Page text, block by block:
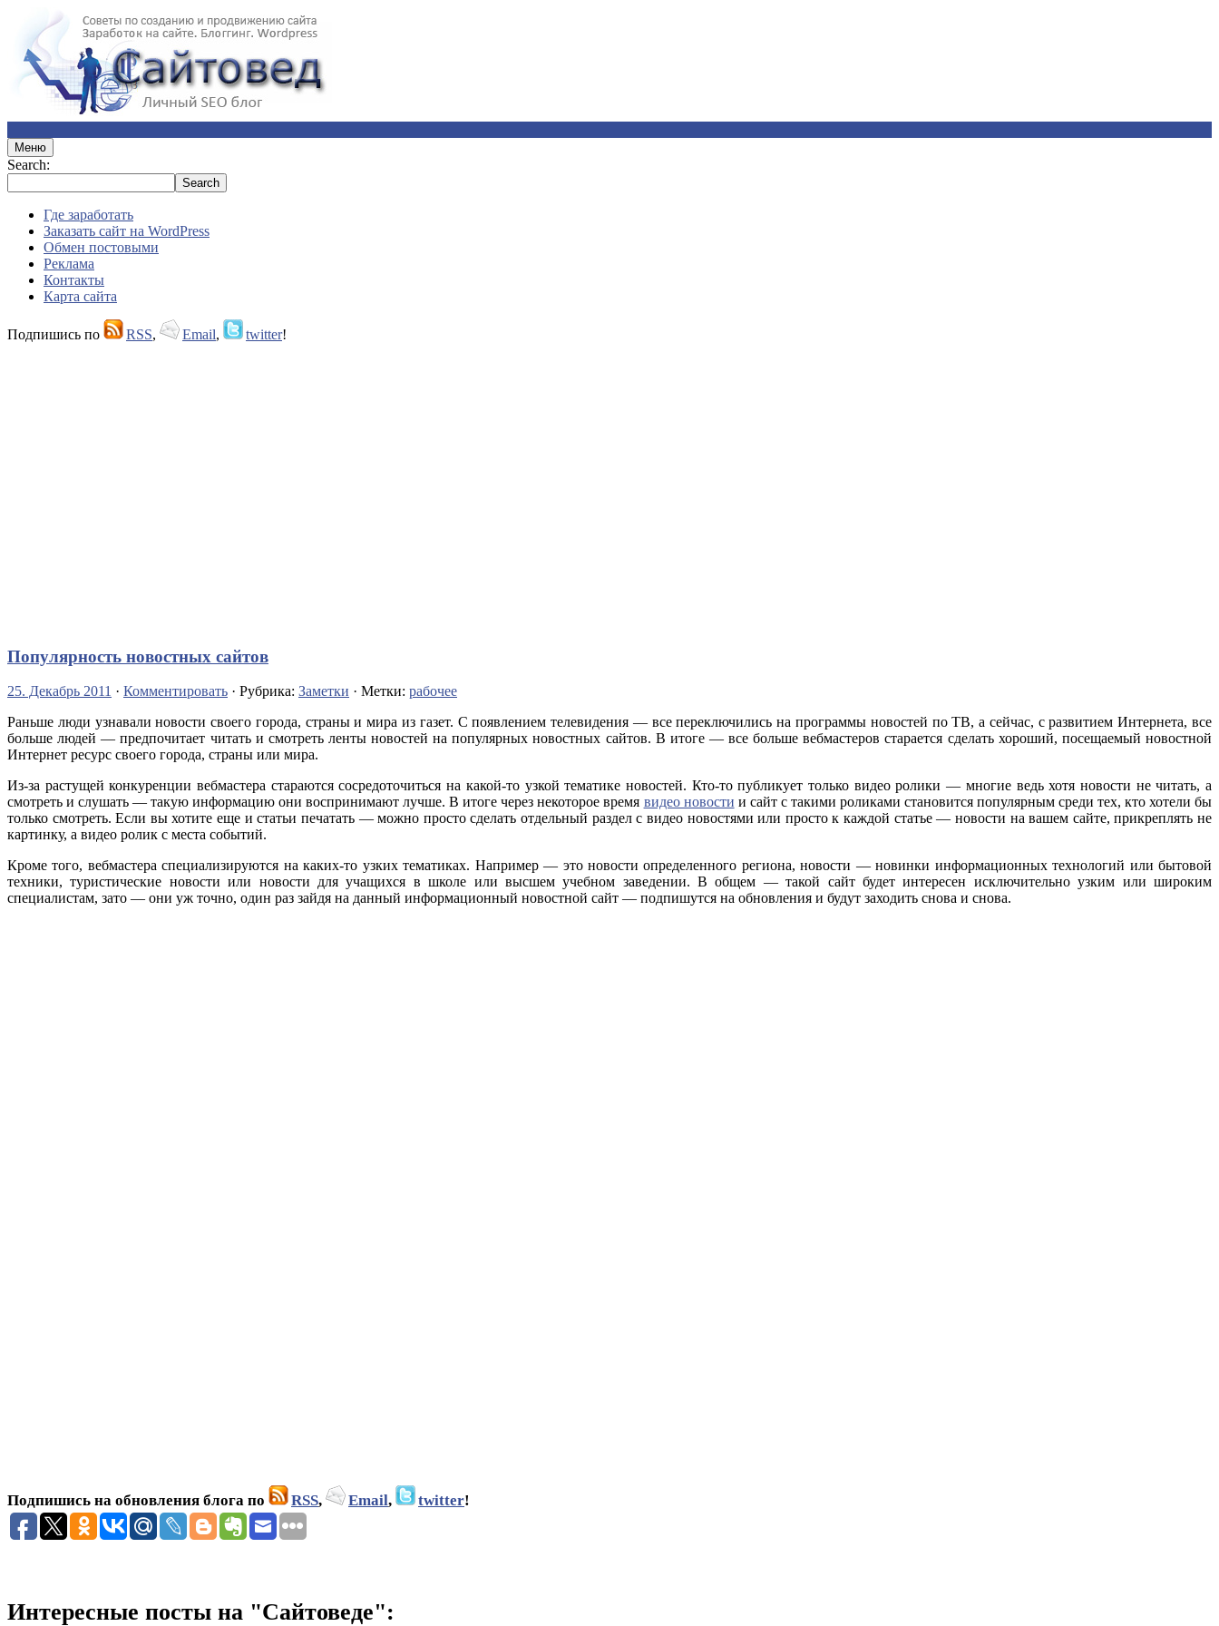
Меню
Search:
Где заработать
Заказать сайт на WordPress
Обмен постовыми
Реклама
Контакты
Карта сайта
Подпишись по RSS, Email, twitter!
Популярность новостных сайтов
25. Декабрь 2011 · Комментировать · Рубрика: Заметки · Метки: рабочее
Раньше люди узнавали новости своего города, страны и мира из газет. С появлением телевидения — все переключились на программы новостей по ТВ, а сейчас, с развитием Интернета, все
больше людей — предпочитает читать и смотреть ленты новостей на популярных новостных сайтов. В итоге — все больше вебмастеров старается сделать хороший, посещаемый новостной
Интернет ресурс своего города, страны или мира.
Из-за растущей конкуренции вебмастера стараются сосредоточиться на какой-то узкой тематике новостей. Кто-то публикует только видео ролики — многие ведь хотя новости не читать, а
смотреть и слушать — такую информацию они воспринимают лучше. В итоге через некоторое время видео новости и сайт с такими роликами становится популярным среди тех, кто хотели бы
только смотреть. Если вы хотите еще и статьи печатать — можно просто сделать отдельный раздел с видео новостями или просто к каждой статье — новости на вашем сайте, прикреплять не
картинку, а видео ролик с места событий.
Кроме того, вебмастера специализируются на каких-то узких тематиках. Например — это новости определенного региона, новости — новинки информационных технологий или бытовой
техники, туристические новости или новости для учащихся в школе или высшем учебном заведении. В общем — такой сайт будет интересен исключительно узким или широким
специалистам, зато — они уж точно, один раз зайдя на данный информационный новостной сайт — подпишутся на обновления и будут заходить снова и снова.
Подпишись на обновления блога по RSS, Email, twitter!
Интересные посты на "Сайтоведе":